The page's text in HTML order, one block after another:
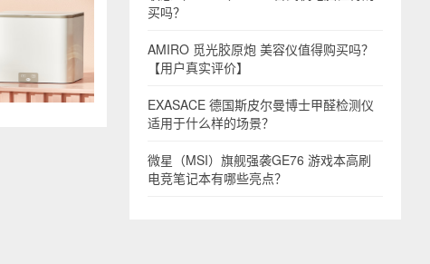
买吗？
AMIRO 觅光胶原炮 美容仪值得购买吗？
【用户真实评价】
EXASACE 德国斯皮尔曼博士甲醛检测仪
适用于什么样的场景？
微星（MSI）旗舰强袭GE76 游戏本高刷
电竞笔记本有哪些亮点？